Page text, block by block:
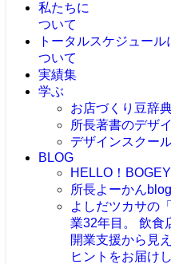
私たちに
ついて
トータルスケジュール
ついて
実績集
学ぶ
お店づくり豆辞
所長著書のデザ
デザインスクー
BLOG
HELLO！BOGEY
所長よーかんblog
よしだツカサの
業32年目。 飲食
開業支援から見
ヒントをお届け